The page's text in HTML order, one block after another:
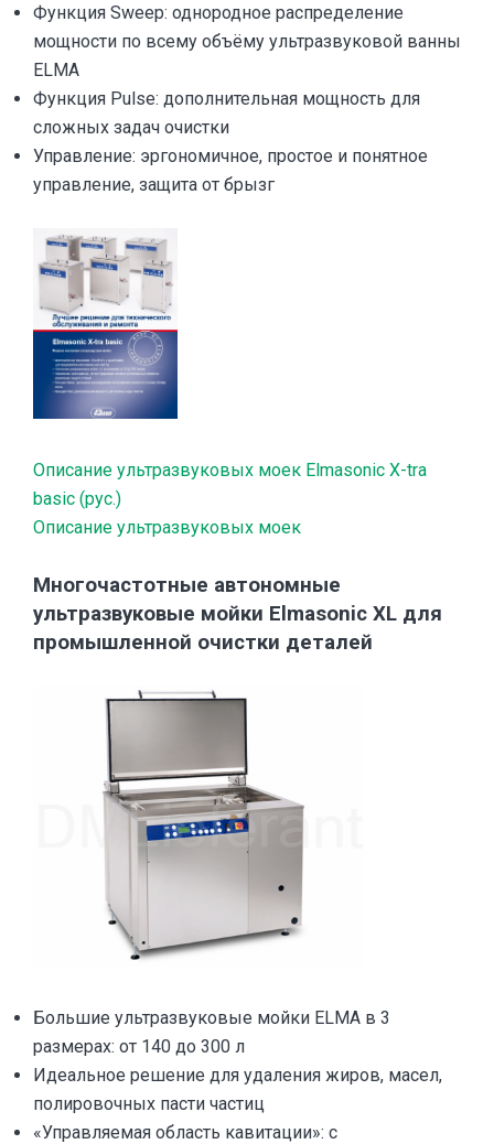
Функция Sweep: однородное распределение
мощности по всему объёму ультразвуковой ванны
ELMA
Функция Pulse: дополнительная мощность для
сложных задач очистки
Управление: эргономичное, простое и понятное
управление, защита от брызг
Описание ультразвуковых моек Elmasonic X-tra
basic (рус.)
Описание ультразвуковых моек
Многочастотные автономные
ультразвуковые мойки Elmasonic XL для
промышленной очистки деталей
Большие ультразвуковые мойки ELMA в 3
размерах: от 140 до 300 л
Идеальное решение для удаления жиров, масел,
полировочных пасти частиц
«Управляемая область кавитации»: с